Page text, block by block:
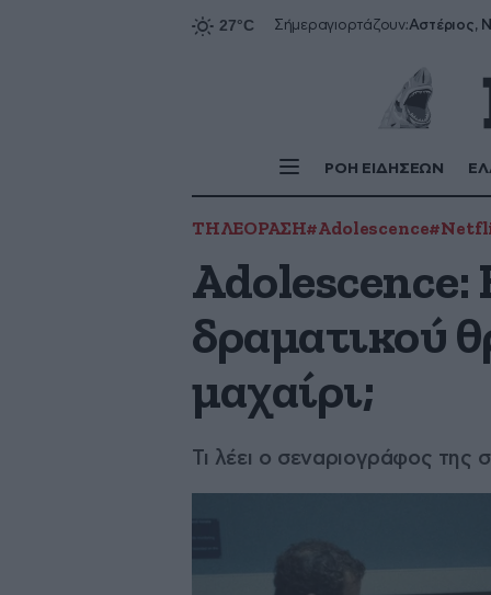
Σήμεραγιορτάζουν:Αστέριος,
ΡΟΗ ΕΙΔΗΣΕΩΝ
ΤΗΛΕΟΡΑΣΗ#Adolescence
Adolescence:
δραματικού
μαχαίρι;
Τι λέει ο σεναριογράφος της